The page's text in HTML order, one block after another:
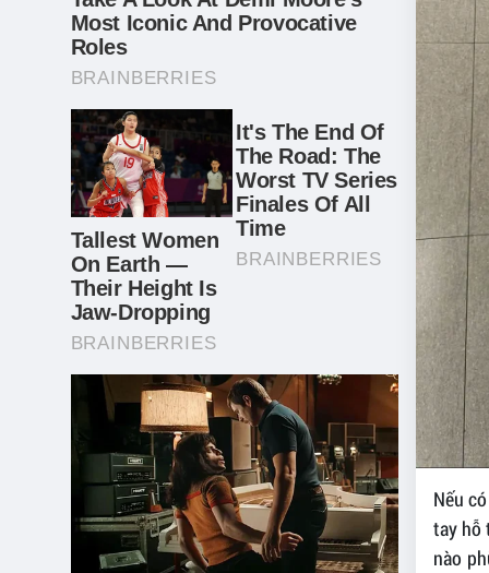
Nếu
tay hỗ
nào